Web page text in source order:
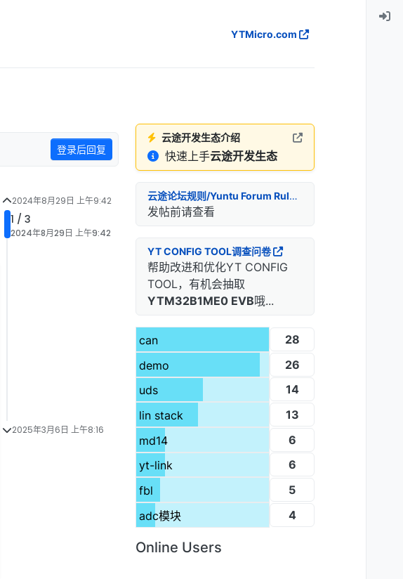
YTMicro.com
登录后回复
2024年8月29日 上午9:42
1 / 3
2024年8月29日 上午9:42
2025年3月6日 上午8:16
云途开发生态介绍
快速上手云途开发生态
云途论坛规则/Yuntu Forum Rules
发帖前请查看
YT CONFIG TOOL调查问卷
帮助改进和优化YT CONFIG
TOOL，有机会抽取
YTM32B1ME0 EVB哦...
can
28
demo
26
uds
14
lin stack
13
md14
6
yt-link
6
fbl
5
adc模块
4
Online Users